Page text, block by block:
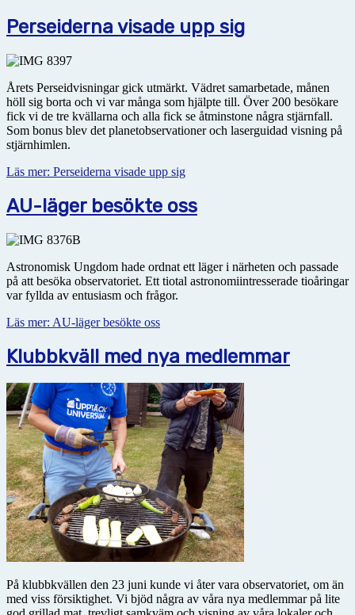
Perseiderna visade upp sig
Årets Perseidvisningar gick utmärkt. Vädret samarbetade, månen
höll sig borta och vi var många som hjälpte till. Över 200 besökare
fick vi de tre kvällarna och alla fick se åtminstone några stjärnfall.
Som bonus blev det planetobservationer och laserguidad visning på
stjärnhimlen.
Läs mer: Perseiderna visade upp sig
AU-läger besökte oss
Astronomisk Ungdom hade ordnat ett läger i närheten och passade
på att besöka observatoriet. Ett tiotal astronomiintresserade tioåringar
var fyllda av entusiasm och frågor.
Läs mer: AU-läger besökte oss
Klubbkväll med nya medlemmar
På klubbkvällen den 23 juni kunde vi åter vara observatoriet, om än
med viss försiktighet. Vi bjöd några av våra nya medlemmar på lite